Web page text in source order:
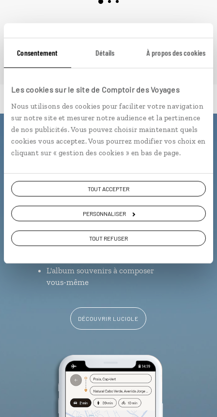
Consentement Détails À propos des cookies
Les cookies sur le site de Comptoir des Voyages
Nous utilisons des cookies pour faciliter votre navigation
sur notre site et mesurer notre audience et la pertinence
de nos publicités. Vous pouvez choisir maintenant quels
cookies vous acceptez. Vous pourrez modifier vos choix en
cliquant sur « gestion des cookies » en bas de page.
TOUT ACCEPTER
PERSONNALISER
TOUT REFUSER
Luciole,
L’itinéraire vers votresobrado
clic
Notre sélection de marchés et
Les points de départ des plus belles
L'album souvenirs à composer
vous-même
DÉCOUVRIR LUCIOLE